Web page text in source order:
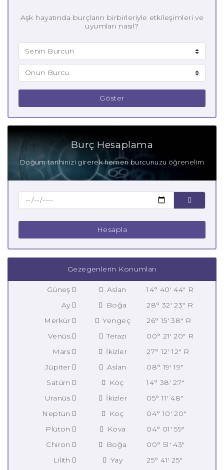
Aşk hayatında burçların birbirleriyle etkileşimleri ve
uyumları nasıl?
Göster
Burç Hesaplama
Doğum tarihinizi girerek hemen burcunuzu öğrenelim
Hesapla
Gezegenlerin Konumları
Güneş Aslan
14° 40' 44" R
Ay
Boğa
28° 32' 23" R
Merkür
Yengeç
26° 15' 38" R
Venüs
Terazi
00° 21' 20" R
Mars
İkizler
27° 12' 12" R
Jüpiter
Aslan
08° 19' 19"
Satürn
Koç
14° 38' 27"
Uranüs
İkizler
05° 11' 48"
Neptün
Koç
04° 10' 20"
Plüton
Kova
04° 01' 59"
Chiron
Boğa
00° 51' 43"
Lilith
Yay
25° 41' 25"